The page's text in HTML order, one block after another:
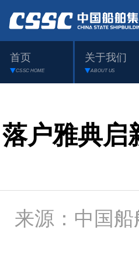
首页
CSSC HOME
关于我们
ABOUT US
落户雅典启
来源：中